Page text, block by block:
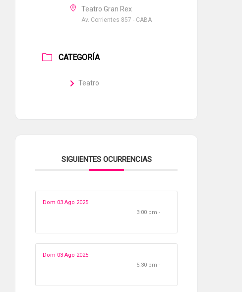
Teatro Gran Rex
Av. Corrientes 857 - CABA
CATEGORÍA
Teatro
SIGUIENTES OCURRENCIAS
Dom 03 Ago 2025
3:00 pm -
Dom 03 Ago 2025
5:30 pm -